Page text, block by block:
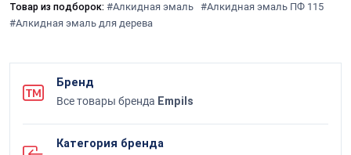
Товар из подборок: #Алкидная эмаль #Алкидная эмаль ПФ 115
#Алкидная эмаль для дерева
Бренд
Все товары бренда Empils
Категория бренда